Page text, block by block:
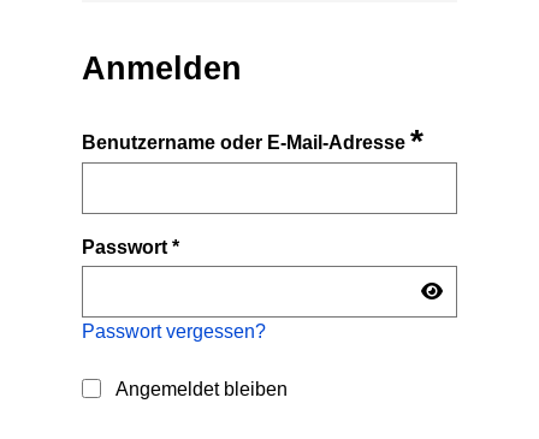
Anmelden
Benutzername oder E-Mail-Adresse*
Passwort*
Passwort vergessen?
Angemeldet bleiben